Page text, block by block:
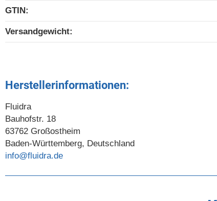
GTIN:
Versandgewicht‍:
Herstellerinformationen:
Fluidra
Bauhofstr. 18
63762 Großostheim
Baden-Württemberg, Deutschland
info@fluidra.de